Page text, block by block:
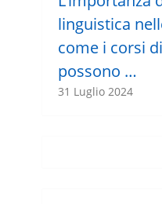
linguistica
come i corsi
possono …
31 Luglio 2024